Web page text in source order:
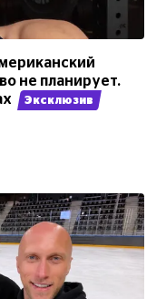
не планирует.
Эксклюзив